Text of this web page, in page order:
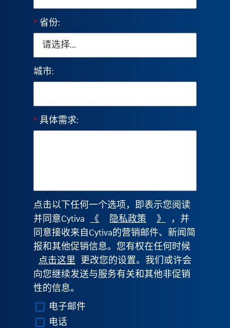
* 省份:
城市:
* 具体需求:
点击以下任何一个选项，即表示您阅读
并同意Cytiva
《 隐私政策 》
，并
同意接收来自Cytiva的营销邮件、新闻简
报和其他促销信息。您有权在任何时候
点击这里
更改您的设置。我们或许会
向您继续发送与服务有关和其他非促销
性的信息。
电子邮件
电话